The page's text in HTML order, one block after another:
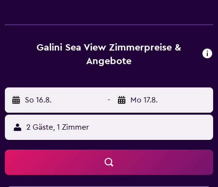
Wasserkocher mit Kaffee-/Teezubehör zur Verfügung. Zur
Badausstattung gehören Duschen, Bademäntel,
Flachbildfernseher mit Satellitenempfang stehen in den
Zimmern zur Verfügung. Der Reinigungsservice wird
täglich angeboten. Zum Freizeitangebot vor Ort gehört
Folgendes: Innenpool, Außenpool und Whirlpool. Zum
Freizeitangebot gehören außerdem Fitnesscenter und
Sauna. Die unten aufgeführten Freizeitaktivitäten werden
entweder vor Ort oder in der Nähe angeboten. Es können
dabei Gebühren anfallen.
Galini Sea View Zimmerpreise &
Angebote
So 16.8. - Mo 17.8.
2 Gäste, 1 Zimmer